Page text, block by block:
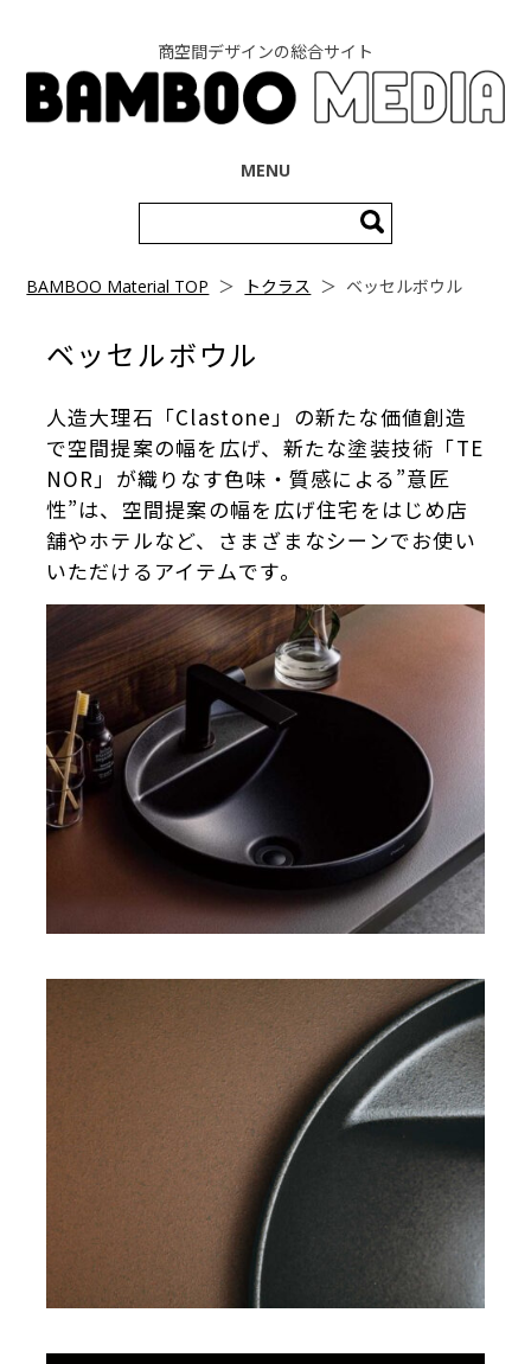
商空間デザインの総合サイト
MENU
索:
BAMBOO Material TOP ＞ トクラス ＞ ベッセルボウル
ベッセルボウル
人造大理石「Clastone」の新たな価値創造
で空間提案の幅を広げ、新たな塗装技術「TE
NOR」が織りなす色味・質感による”意匠
性”は、空間提案の幅を広げ住宅をはじめ店
舗やホテルなど、さまざまなシーンでお使い
いただけるアイテムです。